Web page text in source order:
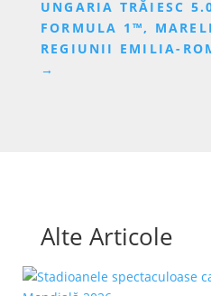
UNGARIA TRĂIESC
FORMULA 1™,
REGIUNII EMILIA-
→
Alte Articole